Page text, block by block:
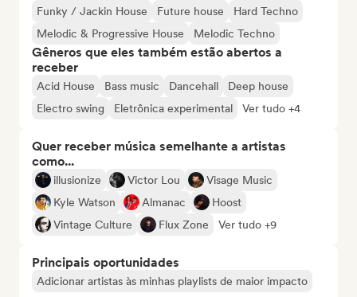
Funky / Jackin House
Future house
Hard Techno
Melodic & Progressive House
Melodic Techno
Gêneros que eles também estão abertos a
receber
Acid House Bass music Dancehall
Deep house
Electro swing
Eletrônica experimental Ver tudo +4
Quer receber música semelhante a artistas
como...
illusionize Victor Lou
Visage Music
Kyle Watson
Almanac
Hoost
Vintage Culture
Flux Zone Ver tudo +9
Principais oportunidades
Adicionar artistas às minhas playlists de maior impacto